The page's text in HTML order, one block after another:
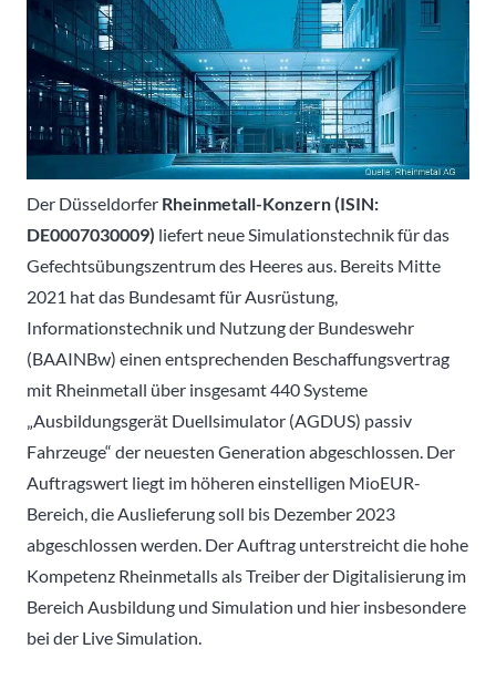
Der Düsseldorfer Rheinmetall-Konzern(ISIN:
DE0007030009) liefert neue Simulationstechnik für das
Gefechtsübungszentrum des Heeres aus. Bereits Mitte
2021 hat das Bundesamt für Ausrüstung,
Informationstechnik und Nutzung der Bundeswehr
(BAAINBw) einen entsprechenden Beschaffungsvertrag
mit Rheinmetall über insgesamt 440 Systeme
„Ausbildungsgerät Duellsimulator (AGDUS) passiv
Fahrzeuge“ der neuesten Generation abgeschlossen. Der
Auftragswert liegt im höheren einstelligen MioEUR-
Bereich, die Auslieferung soll bis Dezember 2023
abgeschlossen werden. Der Auftrag unterstreicht die hohe
Kompetenz Rheinmetalls als Treiber der Digitalisierung im
Bereich Ausbildung und Simulation und hier insbesondere
bei der Live Simulation.